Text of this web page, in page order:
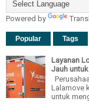
Powered by
Popular Tags
Layanan
Jauh
Lalamove
untuk